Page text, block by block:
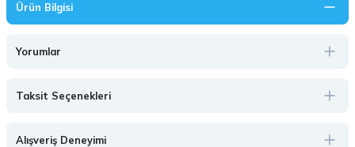
Ürün Bilgisi
Yorumlar
Taksit Seçenekleri
Alışveriş Deneyimi